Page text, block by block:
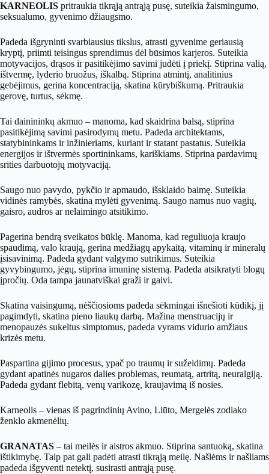
KARNEOLIS pritraukia tikrąją antrąją pusę, suteikia žaismingumo,
seksualumo, gyvenimo džiaugsmo.
Padeda išgryninti svarbiausius tikslus, atrasti gyvenime geriausią
kryptį, priimti teisingus sprendimus dėl būsimos karjeros. Suteikia
motyvacijos, drąsos ir pasitikėjimo savimi judėti į priekį. Stiprina valią,
ištvermę, lyderio bruožus, iškalbą. Stiprina atmintį, analitinius
gebėjimus, gerina koncentraciją, skatina kūrybiškumą. Pritraukia
gerovę, turtus, sėkmę.
Tai dainininkų akmuo – manoma, kad skaidrina balsą, stiprina
pasitikėjimą savimi pasirodymų metu. Padeda architektams,
statybininkams ir inžinieriams, kuriant ir statant pastatus. Suteikia
energijos ir ištvermės sportininkams, kariškiams. Stiprina pardavimų
srities darbuotojų motyvaciją.
Saugo nuo pavydo, pykčio ir apmaudo, išsklaido baimę. Suteikia
vidinės ramybės, skatina mylėti gyvenimą. Saugo namus nuo vagių,
gaisro, audros ar nelaimingo atsitikimo.
Pagerina bendrą sveikatos būklę. Manoma, kad reguliuoja kraujo
spaudimą, valo kraują, gerina medžiagų apykaitą, vitaminų ir mineralų
įsisavinimą. Padeda gydant valgymo sutrikimus. Suteikia
gyvybingumo, jėgų, stiprina imuninę sistemą. Padeda atsikratyti blogų
įpročių. Oda tampa jaunatviškai graži ir gaivi.
Skatina vaisingumą, nėščiosioms padeda sėkmingai išnešioti kūdikį, jį
pagimdyti, skatina pieno liaukų darbą. Mažina menstruacijų ir
menopauzės sukeltus simptomus, padeda vyrams vidurio amžiaus
krizės metu.
Paspartina gijimo procesus, ypač po traumų ir sužeidimų. Padeda
gydant apatinės nugaros dalies problemas, reumatą, artritą, neuralgiją.
Padeda gydant flebitą, venų varikozę, kraujavimą iš nosies.
Karneolis – vienas iš pagrindinių Avino, Liūto, Mergelės zodiako
ženklo akmenėlių.
GRANATAS – tai meilės ir aistros akmuo. Stiprina santuoką, skatina
ištikimybę. Taip pat gali padėti atrasti tikrąją meilę. Našlėms ir našliams
padeda išgyventi netektį, susirasti antrąją pusę.